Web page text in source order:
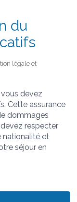
du
légale et
devez
Cette assurance
dommages
respecter
nationalité et
séjour en